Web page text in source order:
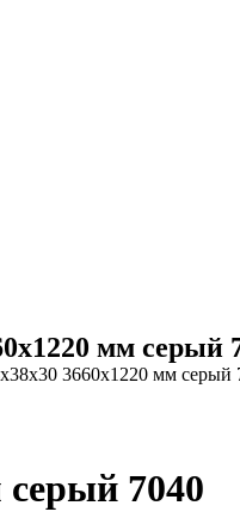
мм серый
3660х1220 мм серый
серый 7040